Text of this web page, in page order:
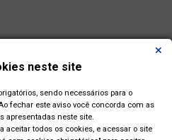
neste site
sendo necessários para o
fechar este aviso você concorda com as
apresentadas neste site.
aceitar todos os cookies, e acessar o site